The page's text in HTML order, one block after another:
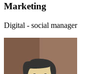
Marketing
Digital - social manager